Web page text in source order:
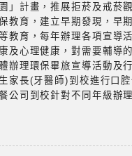
」計畫，推展拒菸及戒菸觀
教育，建立早期發現，早
教育，每年辦理各項宣導活
及心理健康，對需要輔導
辦理環保畢旅宣導活動及
家長(牙醫師)到校進行口腔
公司到校針對不同年級辦